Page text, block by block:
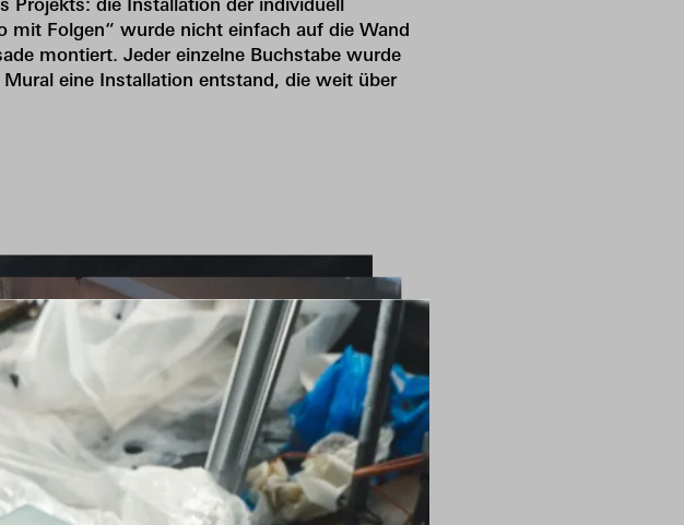
Projekts: die Installation der individuell
mit Folgen“ wurde nicht einfach auf die Wand
montiert. Jeder einzelne Buchstabe wurde
eine Installation entstand, die weit über